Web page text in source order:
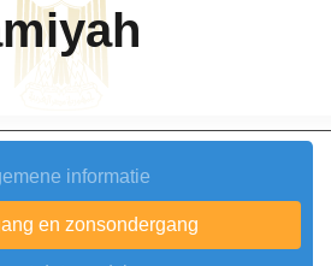
informatie
en zonsondergang